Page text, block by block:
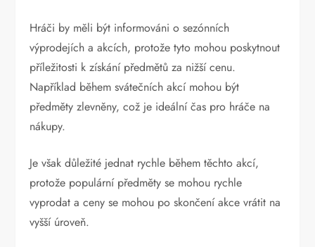
Hráči by měli být informováni o sezónních
výprodejích a akcích, protože tyto mohou poskytnout
příležitosti k získání předmětů za nižší cenu.
Například během svátečních akcí mohou být
předměty zlevněny, což je ideální čas pro hráče na
nákupy.
Je však důležité jednat rychle během těchto akcí,
protože populární předměty se mohou rychle
vyprodat a ceny se mohou po skončení akce vrátit na
vyšší úroveň.